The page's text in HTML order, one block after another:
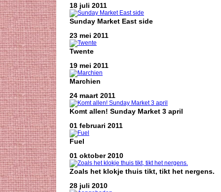
18 juli 2011
Sunday Market East side
23 mei 2011
Twente
19 mei 2011
Marchien
24 maart 2011
Komt allen! Sunday Market 3 april
01 februari 2011
Fuel
01 oktober 2010
Zoals het klokje thuis tikt, tikt het nergens.
28 juli 2010